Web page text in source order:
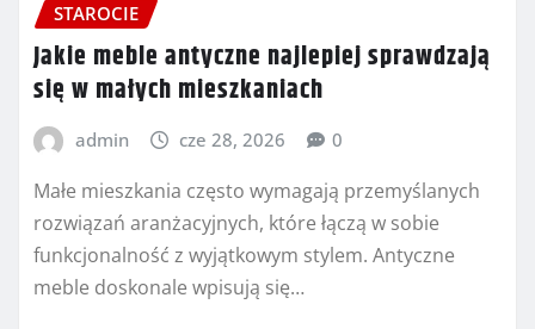
STAROCIE
Jakie meble antyczne najlepiej sprawdzają
się w małych mieszkaniach
admin cze 28, 2026 0
Małe mieszkania często wymagają przemyślanych
rozwiązań aranżacyjnych, które łączą w sobie
funkcjonalność z wyjątkowym stylem. Antyczne
meble doskonale wpisują się…